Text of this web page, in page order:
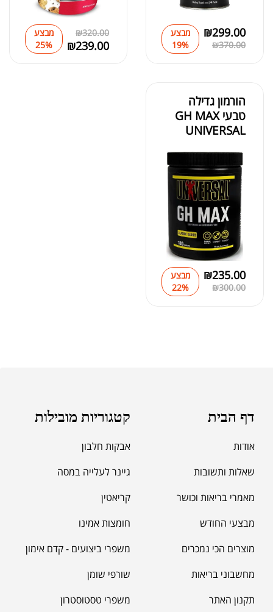
₪190.00
₪125.00
₪370.00
₪299.00
מבצע
19%
₪320.00
₪239.00
מבצע
25%
הורמון גדילה
טבעי GH MAX
UNIVERSAL
₪300.00
₪235.00
מבצע
22%
דף הבית
אודות
שאלות ותשובות
מאמרי בריאות וכושר
מבצעי החודש
מוצרים הכי נמכרים
מחשבוני בריאות
תקנון האתר
קטגוריות מובילות
אבקות חלבון
גיינר לעלייה במסה
קריאטין
חומצות אמינו
משפרי ביצועים - קדם אימון
שורפי שומן
משפרי טסטוסטרון